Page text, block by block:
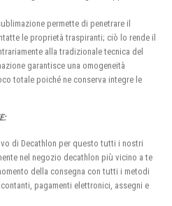
permette di penetrare il
le proprietà traspiranti; ciò lo rende il
alla tradizionale tecnica del
garantisce una omogeneità
totale poiché ne conserva integre le
di Decathlon per questo tutti i nostri
nel negozio decathlon più vicino a te
della consegna con tutti i metodi
pagamenti elettronici, assegni e